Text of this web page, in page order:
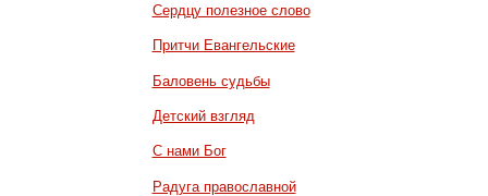
Сердцу полезное слово
Притчи Евангельские
Баловень судьбы
Детский взгляд
С нами Бог
Радуга православной